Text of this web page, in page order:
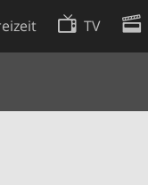
TV